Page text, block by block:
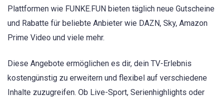
Plattformen wie FUNKE.FUN bieten täglich neue Gutscheine
und Rabatte für beliebte Anbieter wie DAZN, Sky, Amazon
Prime Video und viele mehr.
Diese Angebote ermöglichen es dir, dein TV-Erlebnis
kostengünstig zu erweitern und flexibel auf verschiedene
Inhalte zuzugreifen. Ob Live-Sport, Serienhighlights oder